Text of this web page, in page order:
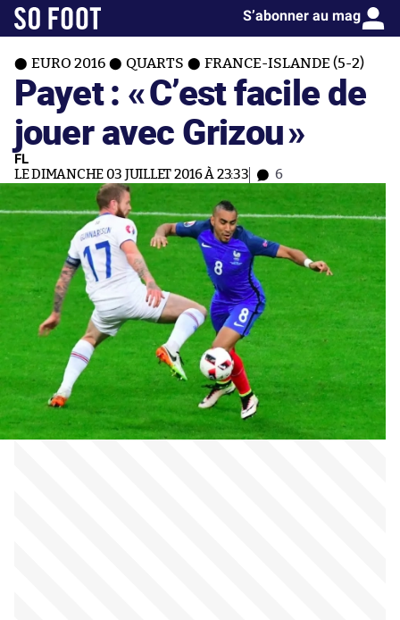
S’abonner au mag
EURO 2016 QUARTS FRANCE-ISLANDE (5-2)
Payet : «C’est facile de
jouer avec Grizou»
FL
LE DIMANCHE 03 JUILLET 2016 À 23:33 6